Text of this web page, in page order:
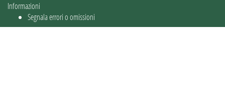
Informazioni
Segnala errori o omissioni